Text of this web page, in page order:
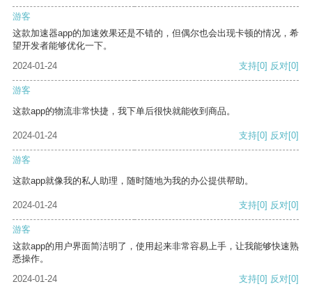
游客
这款加速器app的加速效果还是不错的，但偶尔也会出现卡顿的情况，希
望开发者能够优化一下。
2024-01-24
支持[0] 反对[0]
游客
这款app的物流非常快捷，我下单后很快就能收到商品。
2024-01-24 支持[0] 反对[0]
游客
这款app就像我的私人助理，随时随地为我的办公提供帮助。
2024-01-24 支持[0] 反对[0]
游客
这款app的用户界面简洁明了，使用起来非常容易上手，让我能够快速熟
悉操作。
2024-01-24
支持[0] 反对[0]